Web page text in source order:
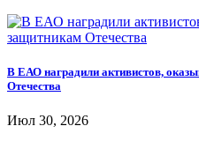
В ЕАО наградили активистов,
Отечества
Июл 30, 2026